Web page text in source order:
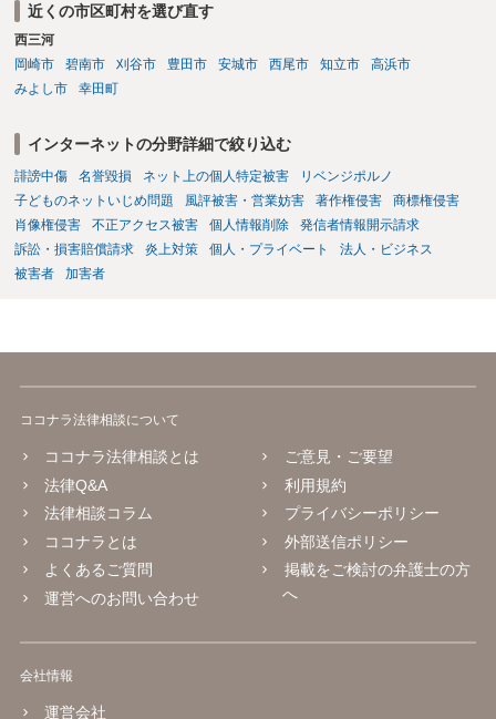
近くの市区町村を選び直す
西三河
岡崎市
碧南市 刈谷市 豊田市 安城市 西尾市 知立市
高浜市
みよし市
幸田町
インターネットの分野詳細で絞り込む
誹謗中傷 名誉毀損 ネット上の個人特定被害
リベンジポルノ
子どものネットいじめ問題
風評被害・営業妨害 著作権侵害
商標権侵害
肖像権侵害
不正アクセス被害 個人情報削除
発信者情報開示請求
訴訟・損害賠償請求
炎上対策 個人・プライベート
法人・ビジネス
被害者
加害者
ココナラ法律相談について
ココナラ法律相談とは
法律Q&A
法律相談コラム
ココナラとは
よくあるご質問
運営へのお問い合わせ
ご意見・ご要望
利用規約
プライバシーポリシー
外部送信ポリシー
掲載をご検討の弁護士の方
へ
会社情報
運営会社